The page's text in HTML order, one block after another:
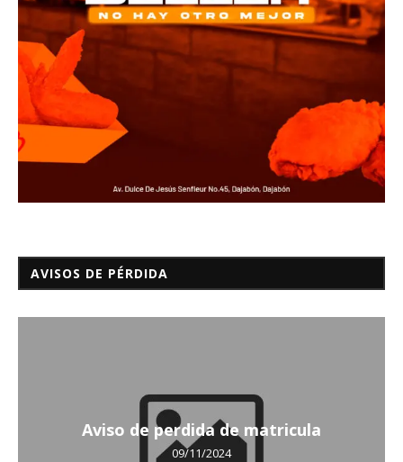
AVISOS DE PÉRDIDA
Aviso de perdida de matricula
09/11/2024